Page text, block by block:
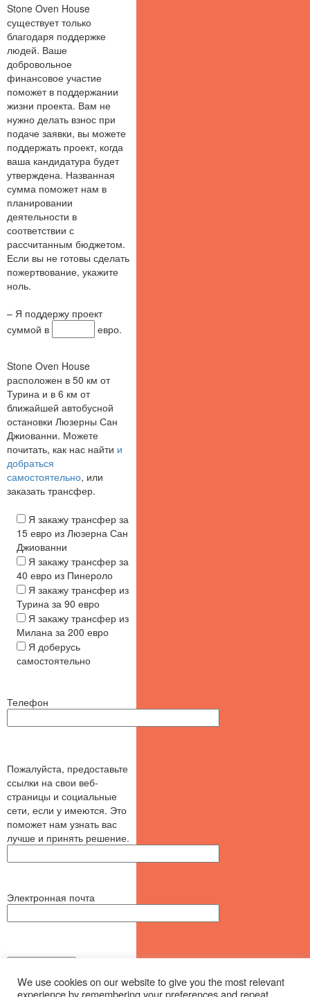
Stone Oven House
существует только
благодаря поддержке
людей. Ваше
добровольное
финансовое участие
поможет в поддержании
жизни проекта. Вам не
нужно делать взнос при
подаче заявки, вы можете
поддержать проект, когда
ваша кандидатура будет
утверждена. Названная
сумма поможет нам в
планировании
деятельности в
соответствии с
рассчитанным бюджетом.
Если вы не готовы сделать
пожертвование, укажите
ноль.
– Я поддержу проект
суммой в
евро.
Stone Oven House
расположен в 50 км от
Турина и в 6 км от
ближайшей автобусной
остановки Люзерны Сан
Джиованни. Можете
почитать, как нас найти и
добраться
самостоятельно, или
заказать трансфер.
Я закажу трансфер за
15 евро из Люзерна Сан
Джиованни
Я закажу трансфер за
40 евро из Пинероло
Я закажу трансфер из
Турина за 90 евро
Я закажу трансфер из
Милана за 200 евро
Я доберусь
самостоятельно
Телефон
Пожалуйста, предоставьте
ссылки на свои веб-
страницы и социальные
сети, если у имеются. Это
поможет нам узнать вас
лучше и принять решение.
Электронная почта
We use cookies on our website to give you the most relevant
experience by remembering your preferences and repeat